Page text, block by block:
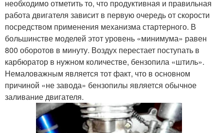
необходимо отметить то, что продуктивная и правильная
работа двигателя зависит в первую очередь от скорости
посредством применения механизма стартерного. В
большинстве моделей этот уровень «минимума» равен
800 оборотов в минуту. Воздух перестает поступать в
карбюратор в нужном количестве, бензопила «штиль».
Немаловажным является тот факт, что в основном
причиной «не завода» бензопилы является обычное
заливание двигателя.